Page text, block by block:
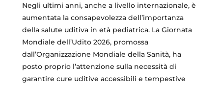
Negli ultimi anni, anche a livello internazionale, è
aumentata la consapevolezza dell’importanza
della salute uditiva in età pediatrica. La Giornata
Mondiale dell’Udito 2026, promossa
dall’Organizzazione Mondiale della Sanità, ha
posto proprio l’attenzione sulla necessità di
garantire cure uditive accessibili e tempestive